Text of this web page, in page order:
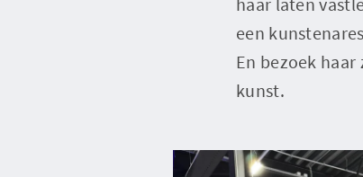
een
En bezoek haar
kunst.